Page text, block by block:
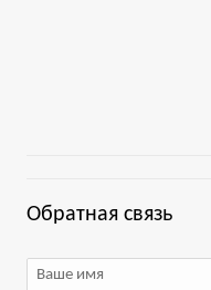
Обратная связь